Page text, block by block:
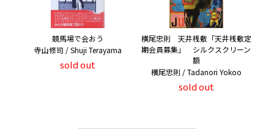
競馬場で会おう
寺山修司 / Shuji Terayama
sold out
横尾忠則 天井桟敷「天井桟敷定
期会員募集」 シルクスクリーン
額
横尾忠則 / Tadanori Yokoo
sold out